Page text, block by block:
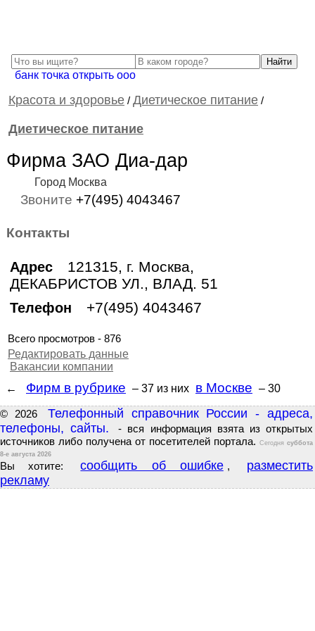
банк точка открыть ооо
Красота и здоровье / Диетическое питание /
Диетическое питание
Фирма ЗАО Диа-дар
Город Москва
Звоните +7(495) 4043467
Контакты
Адрес
121315, г. Москва,
ДЕКАБРИСТОВ УЛ., ВЛАД. 51
Телефон +7(495) 4043467
Всего просмотров - 876
Редактировать данные
Вакансии компании
←
Фирм в рубрике – 37 из них в Москве – 30
© 2026
Телефонный справочник России - адреса,
телефоны, сайты.
- вся информация взята из открытых
источников либо получена от посетителей портала. Сегодня суббота
8-е августа 2026
Вы хотите: сообщить об ошибке ,
разместить
рекламу